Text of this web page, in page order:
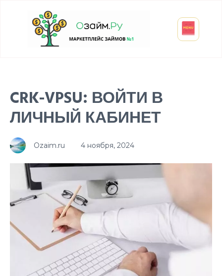
CRK-VPSU: ВОЙТИ В
ЛИЧНЫЙ КАБИНЕТ
Ozaim.ru 4 ноября, 2024